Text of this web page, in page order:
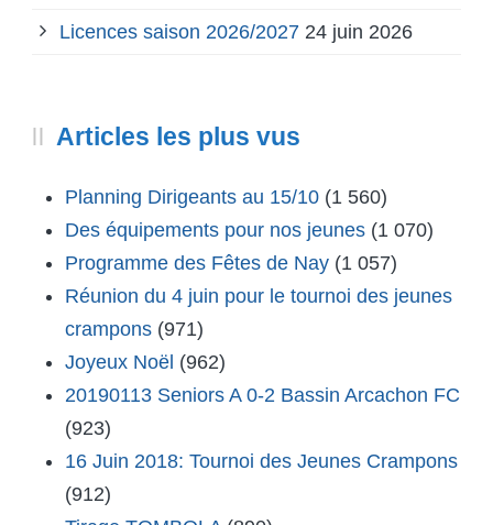
Licences saison 2026/2027 24 juin 2026
Articles les plus vus
Planning Dirigeants au 15/10 (1 560)
Des équipements pour nos jeunes (1 070)
Programme des Fêtes de Nay (1 057)
Réunion du 4 juin pour le tournoi des jeunes
crampons (971)
Joyeux Noël (962)
20190113 Seniors A 0-2 Bassin Arcachon FC
(923)
16 Juin 2018: Tournoi des Jeunes Crampons
(912)